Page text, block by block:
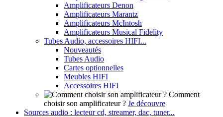
Amplificateurs Denon
Amplificateurs Marantz
Amplificateurs McIntosh
Amplificateurs Musical Fidelity
Tubes Audio, accessoires HIFI...
Nouveautés
Tubes Audio
Cartes optionnelles
Meubles HIFI
Accessoires HIFI
Comment
choisir son amplificateur ? Je découvre
Sources audio : lecteur cd, streamer, dac, tuner...